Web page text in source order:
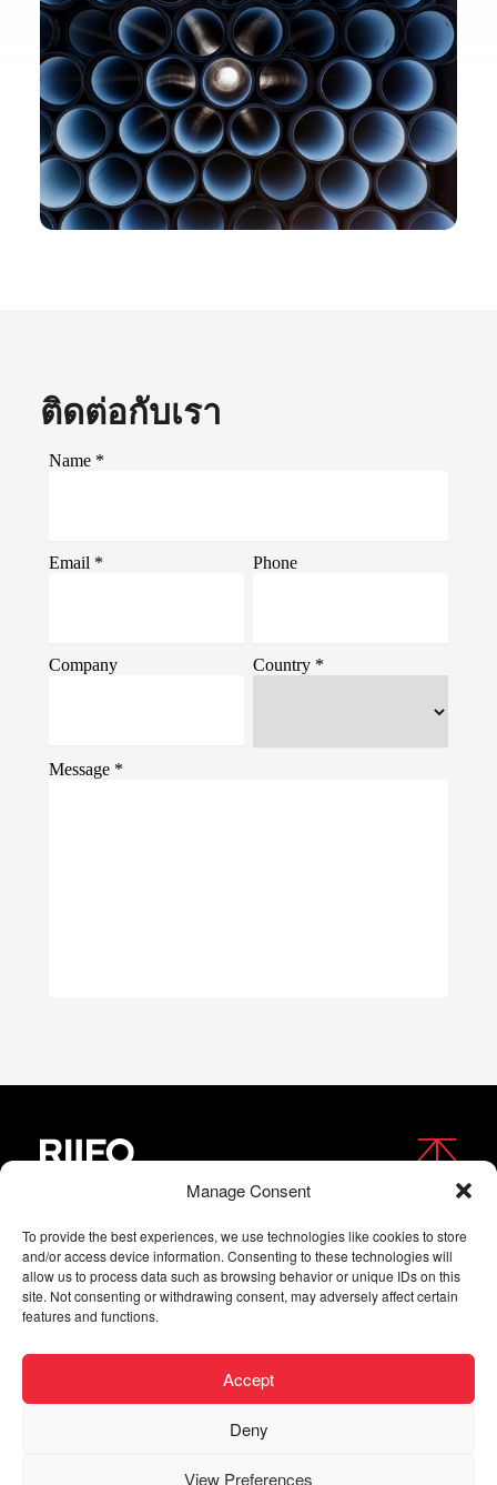
Manage Consent
To provide the best experiences, we use technologies like cookies to store
and/or access device information. Consenting to these technologies will
allow us to process data such as browsing behavior or unique IDs on this
site. Not consenting or withdrawing consent, may adversely affect certain
features and functions.
Accept
Deny
View Preferences
ติดต่อกับเรา
FOLLOW US
Copyright © 2026 RIIFO All Rights Reserved |